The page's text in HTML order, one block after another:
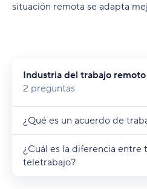
situación remota se adapta
Industria del trabajo remoto
2 preguntas
¿Qué es un acuerdo de
¿Cuál es la diferencia entre
teletrabajo?